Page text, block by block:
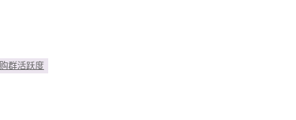
群活跃度